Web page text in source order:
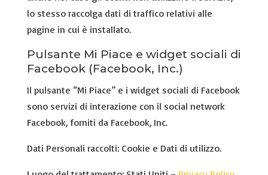
lo stesso raccolga dati di traffico relativi alle
pagine in cui è installato.
Pulsante Mi Piace e widget sociali di
Facebook (Facebook, Inc.)
Il pulsante “Mi Piace” e i widget sociali di Facebook
sono servizi di interazione con il social network
Facebook, forniti da Facebook, Inc.
Dati Personali raccolti: Cookie e Dati di utilizzo.